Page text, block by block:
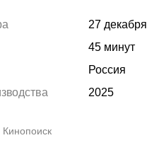
27
45 минут
Россия
2025
Кинопоиск